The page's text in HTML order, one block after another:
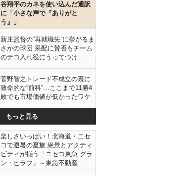
谷翔平のカネを使い込んだ通訳
に「小さな声で『ありがと
う』」
新庄監督の“再就職先”に挙がるま
さかの球団 采配に賛否もチーム
のテコ入れ役にうってつけ
菅野智之トレード不成立の裏に
致命的な“前科”…ここまで11勝4
敗でも市場価値が低かったワケ
もっと見る
楽しさいっぱい！北海道・ニセ
コで避暑の夏旅 絶景とアクティ
ビティが揃う「ニセコ東急 グラ
ン・ヒラフ」～東急不動産